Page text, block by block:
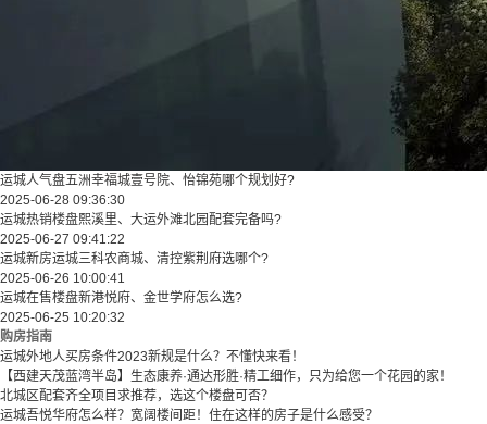
运城人气盘五洲幸福城壹号院、怡锦苑哪个规划好?
2025-06-28 09:36:30
运城热销楼盘熙溪里、大运外滩北园配套完备吗?
2025-06-27 09:41:22
运城新房运城三科农商城、清控紫荆府选哪个?
2025-06-26 10:00:41
运城在售楼盘新港悦府、金世学府怎么选?
2025-06-25 10:20:32
购房指南
运城外地人买房条件2023新规是什么？不懂快来看！
【西建天茂蓝湾半岛】生态康养·通达形胜·精工细作，只为给您一个花园的家！
北城区配套齐全项目求推荐，选这个楼盘可否？
运城吾悦华府怎么样？宽阔楼间距！住在这样的房子是什么感受？